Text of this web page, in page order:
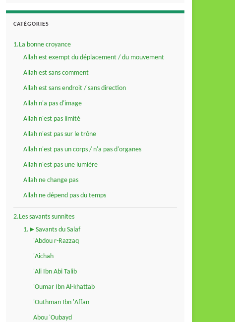
CATÉGORIES
1.La bonne croyance
Allah est exempt du déplacement / du mouvement
Allah est sans comment
Allah est sans endroit / sans direction
Allah n'a pas d'image
Allah n'est pas limité
Allah n'est pas sur le trône
Allah n'est pas un corps / n'a pas d'organes
Allah n'est pas une lumière
Allah ne change pas
Allah ne dépend pas du temps
2.Les savants sunnites
1.►Savants du Salaf
'Abdou r-Razzaq
'Aichah
'Ali Ibn Abi Talib
'Oumar Ibn Al-khattab
'Outhman Ibn 'Affan
Abou 'Oubayd